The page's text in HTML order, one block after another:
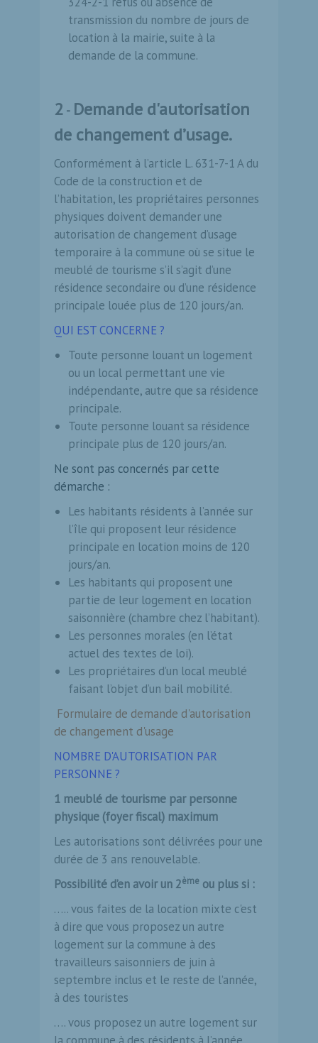
transmission du nombre de jours de
location à la mairie, suite à la
demande de la commune.
2 - Demande d'autorisation
de changement d’usage.
Conformément à l’article L. 631-7-1 A du
Code de la construction et de
l’habitation, les propriétaires personnes
physiques doivent demander une
autorisation de changement d’usage
temporaire à la commune où se situe le
meublé de tourisme s’il s’agit d’une
résidence secondaire ou d’une résidence
principale louée plus de 120 jours/an.
QUI EST CONCERNE ?
Toute personne louant un loge­ment
ou un local permettant une vie
indépendante, autre que sa ré­sidence
principale.
Toute personne louant sa résidence
principale plus de 120 jours/an.
Ne sont pas concernés par cette
démarche :
Les habitants résidents à l’année sur
l’île qui proposent leur résidence
principale en location moins de 120
jours/an.
Les habitants qui proposent une
partie de leur logement en loca­tion
saisonnière (chambre chez l’habitant).
Les personnes morales (en l’état
actuel des textes de loi).
Les propriétaires d’un local meublé
faisant l’objet d’un bail mobilité.
Formulaire de demande d'autorisation
de changement d'usage
NOMBRE D'AUTORISATION PAR
PERSONNE ?
1 meublé de tourisme par personne
physique (foyer fiscal) maximum
Les autorisations sont délivrées pour une
durée de 3 ans renouvelable.
Possibilité d’en avoir un 2ème ou plus si :
….. vous faites de la location mixte c'est
à dire que vous proposez un autre
logement sur la commune à des
travailleurs saisonniers de juin à
septembre inclus et le reste de l’année,
à des touristes
…. vous proposez un autre logement sur